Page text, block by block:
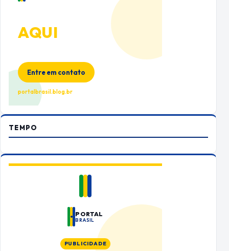
AQUI
Entre em contato
portalbrasil.blog.br
TEMPO
PORTAL
BRASIL
PUBLICIDADE